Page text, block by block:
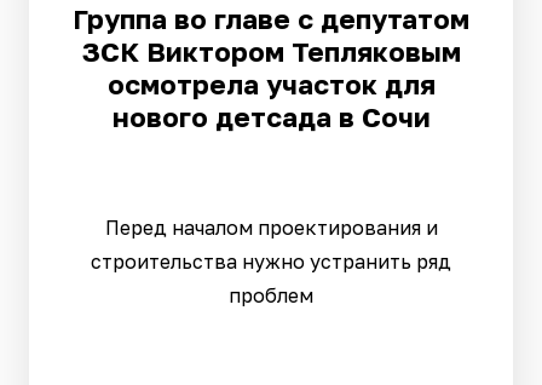
Группа во главе с депутатом
ЗСК Виктором Тепляковым
осмотрела участок для
нового детсада в Сочи
Перед началом проектирования и
строительства нужно устранить ряд
проблем